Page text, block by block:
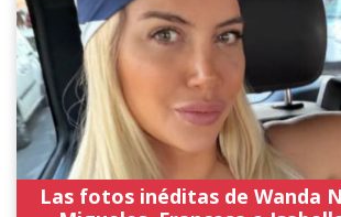
Las fotos inéditas de Wanda